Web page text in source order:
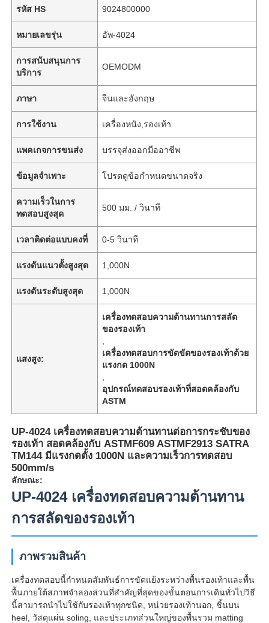
เกี่ยวกับเรา
รหัส HS 9024800000
หมายเลขรุ่น อัพ-4024
การสนับสนุนการ
บริการ
OEMODM
ภาษา จีนและอังกฤษ
การใช้งาน เครื่องหนัง,รองเท้า
แพคเกจการขนส่ง บรรจุส่งออกมืออาชีพ
ข้อมูลจำเพาะ โปรดดูข้อกำหนดขนาดจริง
ความเร็วในการ
ทดสอบสูงสุด
500 มม. / วินาที
เวลาติดต่อแบบคงที่ 0-5 วินาที
แรงดันแนวตั้งสูงสุด 1,000N
แรงดันระดับสูงสุด 1,000N
แสงสูง:
เครื่องทดสอบความต้านทานการสลัด
ของรองเท้า
เครื่องทดสอบการขัดขัดของรองเท้าด้วย
แรงกด 1000N
อุปกรณ์ทดสอบรองเท้าที่สอดคล้องกับ
ASTM
UP-4024 เครื่องทดสอบความต้านทานต่อการกระชับของ
รองเท้า สอดคล้องกับ ASTMF609 ASTMF2913 SATRA
TM144 มีแรงกดตั้ง 1000N และความเร็วการทดสอบ
500mm/s
ลักษณะ:
UP-4024 เครื่องทดสอบความต้านทาน
การสลัดของรองเท้า
ภาพรวมสินค้า
เครื่องทดสอบนี้กําหนดสัมพันธ์การขัดแย้งระหว่างพื้นรองเท้าและพื้น
พื้นภายใต้สภาพจําลองส่วนที่สําคัญที่สุดของขั้นตอนการเดินทั่วไปวิธี
นี้สามารถนําไปใช้กับรองเท้าทุกชนิด, หน่วยรองเท้านอก, ชิ้นบน
heel, วัสดุแผ่น soling, และประเภทส่วนใหญ่ของพื้นรวม matting